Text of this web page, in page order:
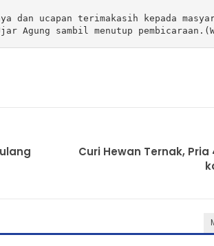
Agung sambil menutup
Curi Hewan Ternak,